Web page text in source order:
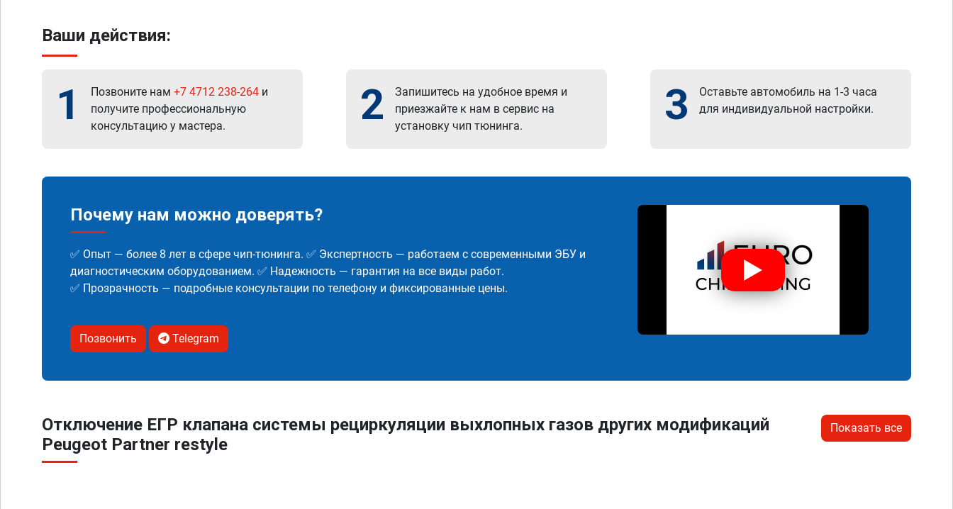
Ваши действия:
1 Позвоните нам +7 4712 238-264 и
получите профессиональную
консультацию у мастера.
2
Запишитесь на удобное время и
приезжайте к нам в сервис на
установку чип тюнинга.
3
Оставьте автомобиль на 1-3 часа
для индивидуальной настройки.
Почему нам можно доверять?
✅ Опыт — более 8 лет в сфере чип-тюнинга. ✅ Экспертность — работаем с современными ЭБУ и
диагностическим оборудованием. ✅ Надежность — гарантия на все виды работ.
✅ Прозрачность — подробные консультации по телефону и фиксированные цены.
Позвонить Telegram
Отключение ЕГР клапана системы рециркуляции выхлопных газов других модификаций
Peugeot Partner restyle
Показать все